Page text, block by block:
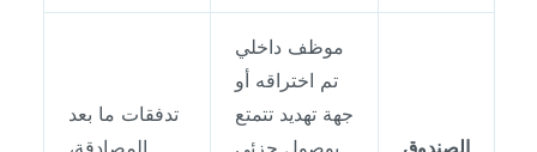
موظف داخلي
تم اختراقه أو
جهة تهديد تتمتع
تدفقات ما بعد